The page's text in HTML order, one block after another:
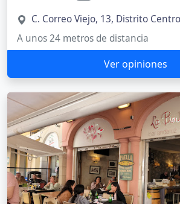
C. Correo Viejo, 13, Distrito
A unos 24 metros de distancia
Ver opiniones